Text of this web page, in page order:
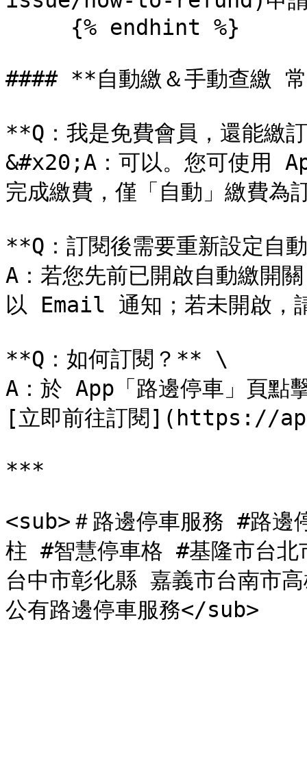
#### **自動繳＆手動查繳
**Q：我是免費會員，還能繳
&#x20;A：可以。您可使用
完成繳費，僅「自動」繳費為
**Q：訂閱後需要重新設定
A：若您先前已開啟自動繳開
以 Email 通知；若未開啟，
**Q：如何訂閱？** \
A：於 App「路邊停車」頁點
[立即前往訂閱](https://
***
<sub>＃路邊停車服務 #路邊
柱 #智慧停車格 #基隆市台北
台中市彰化縣 嘉義市台南市